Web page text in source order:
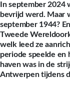
In september 2024
bevrijd werd. Maar
september 1944?
Tweede
welk leed ze
periode speelde en
haven was in de
Antwerpen tijdens